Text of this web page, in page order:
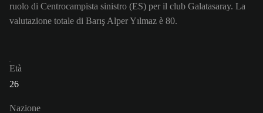
ruolo di Centrocampista sinistro (ES) per il club Galatasaray. La
valutazione totale di Barış Alper Yılmaz è 80.
Età
26
Nazione